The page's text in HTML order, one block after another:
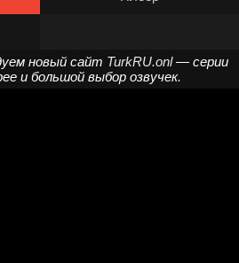
новый сайт TurkRU.onl— серии
и большой выбор озвучек.